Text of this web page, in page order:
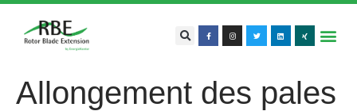
Allongement des pales